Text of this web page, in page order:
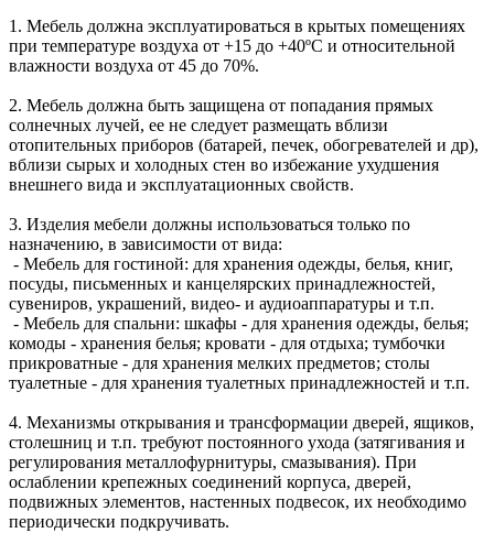
1. Мебель должна эксплуатироваться в крытых помещениях
при температуре воздуха от +15 до +40ºС и относительной
влажности воздуха от 45 до 70%.
2. Мебель должна быть защищена от попадания прямых
солнечных лучей, ее не следует размещать вблизи
отопительных приборов (батарей, печек, обогревателей и др),
вблизи сырых и холодных стен во избежание ухудшения
внешнего вида и эксплуатационных свойств.
3. Изделия мебели должны использоваться только по
назначению, в зависимости от вида:
- Мебель для гостиной: для хранения одежды, белья, книг,
посуды, письменных и канцелярских принадлежностей,
сувениров, украшений, видео- и аудиоаппаратуры и т.п.
- Мебель для спальни: шкафы - для хранения одежды, белья;
комоды - хранения белья; кровати - для отдыха; тумбочки
прикроватные - для хранения мелких предметов; столы
туалетные - для хранения туалетных принадлежностей и т.п.
4. Механизмы открывания и трансформации дверей, ящиков,
столешниц и т.п. требуют постоянного ухода (затягивания и
регулирования металлофурнитуры, смазывания). При
ослаблении крепежных соединений корпуса, дверей,
подвижных элементов, настенных подвесок, их необходимо
периодически подкручивать.